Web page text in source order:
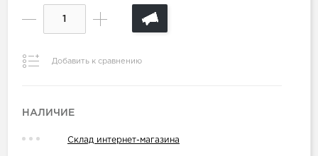
Добавить к сравнению
НАЛИЧИЕ
Склад интернет-магазина